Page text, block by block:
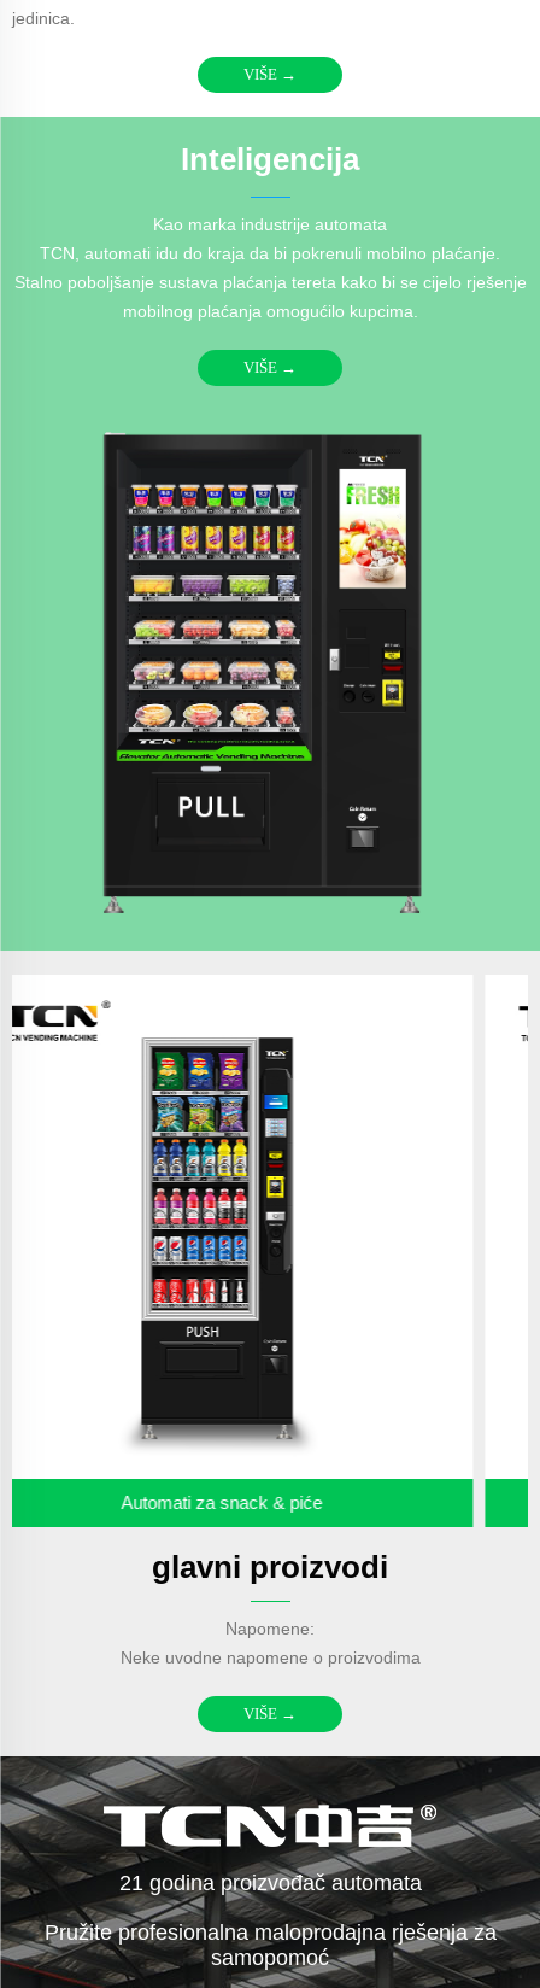
jedinica.
VIŠE →
Inteligencija
Kao marka industrije automata
TCN, automati idu do kraja da bi pokrenuli mobilno plaćanje.
Stalno poboljšanje sustava plaćanja tereta kako bi se cijelo rješenje
mobilnog plaćanja omogućilo kupcima.
VIŠE →
Automati za zdravu hranu
glavni proizvodi
Napomene:
Neke uvodne napomene o proizvodima
VIŠE →
21 godina proizvođač automata
Pružite profesionalna maloprodajna rješenja za
samopomoć